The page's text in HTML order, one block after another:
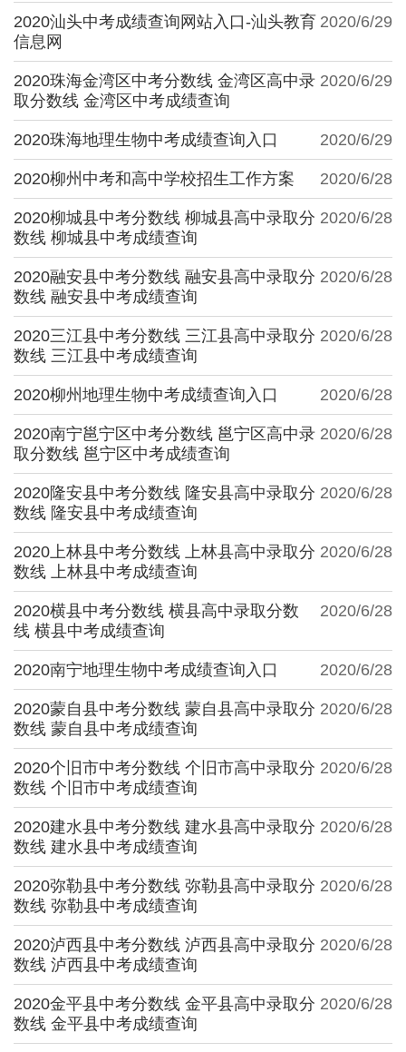
2020/6/29
2020汕头中考成绩查询网站入口-汕头教育
信息网
2020/6/29
2020珠海金湾区中考分数线 金湾区高中录
取分数线 金湾区中考成绩查询
2020/6/29
2020珠海地理生物中考成绩查询入口
2020/6/28
2020柳州中考和高中学校招生工作方案
2020/6/28
2020柳城县中考分数线 柳城县高中录取分
数线 柳城县中考成绩查询
2020/6/28
2020融安县中考分数线 融安县高中录取分
数线 融安县中考成绩查询
2020/6/28
2020三江县中考分数线 三江县高中录取分
数线 三江县中考成绩查询
2020/6/28
2020柳州地理生物中考成绩查询入口
2020/6/28
2020南宁邕宁区中考分数线 邕宁区高中录
取分数线 邕宁区中考成绩查询
2020/6/28
2020隆安县中考分数线 隆安县高中录取分
数线 隆安县中考成绩查询
2020/6/28
2020上林县中考分数线 上林县高中录取分
数线 上林县中考成绩查询
2020/6/28
2020横县中考分数线 横县高中录取分数
线 横县中考成绩查询
2020/6/28
2020南宁地理生物中考成绩查询入口
2020/6/28
2020蒙自县中考分数线 蒙自县高中录取分
数线 蒙自县中考成绩查询
2020/6/28
2020个旧市中考分数线 个旧市高中录取分
数线 个旧市中考成绩查询
2020/6/28
2020建水县中考分数线 建水县高中录取分
数线 建水县中考成绩查询
2020/6/28
2020弥勒县中考分数线 弥勒县高中录取分
数线 弥勒县中考成绩查询
2020/6/28
2020泸西县中考分数线 泸西县高中录取分
数线 泸西县中考成绩查询
2020/6/28
2020金平县中考分数线 金平县高中录取分
数线 金平县中考成绩查询